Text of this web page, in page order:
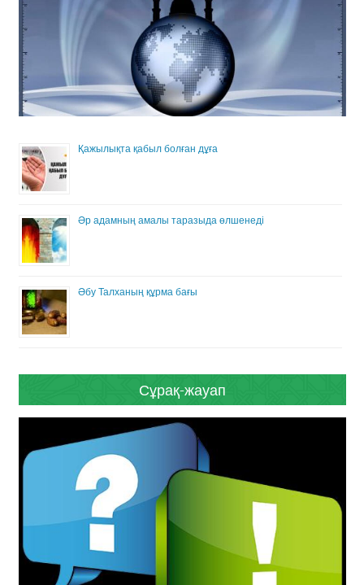
Қажылықта қабыл болған дұға
Әр адамның амалы таразыда өлшенеді
Әбу Талханың құрма бағы
Сұрақ-жауап